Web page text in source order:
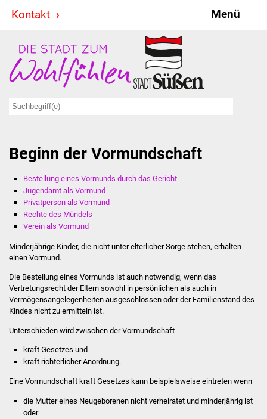
Kontakt Menü
Stadt & Politik
Bürgermeister
Ausschüsse
Ratsinformationssystem
Stadtverwaltung
Stellenangebote
Kontakt
Beginn der Vormundschaft
Bestellung eines Vormunds durch das Gericht
Jugendamt als Vormund
Privatperson als Vormund
Rechte des Mündels
Verein als Vormund
Minderjährige Kinder, die nicht unter elterlicher Sorge stehen, erhalten
einen Vormund.
Die Bestellung eines Vormunds ist auch notwendig, wenn das
Vertretungsrecht der Eltern sowohl in persönlichen als auch in
Vermögensangelegenheiten ausgeschlossen oder der Familienstand des
Kindes nicht zu ermitteln ist.
Unterschieden wird zwischen der Vormundschaft
kraft Gesetzes und
kraft richterlicher Anordnung.
Eine Vormundschaft kraft Gesetzes kann beispielsweise eintreten wenn
die Mutter eines Neugeborenen nicht verheiratet und minderjährig ist
oder